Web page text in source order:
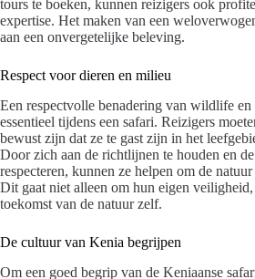
tours te boeken, kunnen reizigers ook
expertise. Het maken van een
aan een onvergetelijke beleving.
Respect voor dieren en milieu
Een respectvolle benadering van wildlife
essentieel tijdens een safari. Reizigers
bewust zijn dat ze te gast zijn in het
Door zich aan de richtlijnen te houden en
respecteren, kunnen ze helpen om de natuur
Dit gaat niet alleen om hun eigen
toekomst van de natuur zelf.
De cultuur van Kenia begrijpen
Om een goed begrip van de Keniaanse